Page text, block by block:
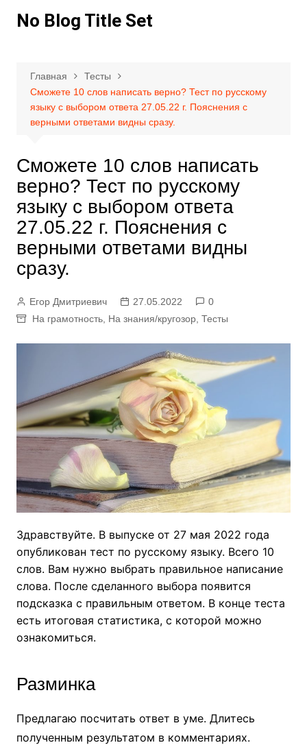
No Blog Title Set
Главная
Тесты
Сможете 10 слов написать верно? Тест по русскому
языку с выбором ответа 27.05.22 г. Пояснения с
верными ответами видны сразу.
Сможете 10 слов написать
верно? Тест по русскому
языку с выбором ответа
27.05.22 г. Пояснения с
верными ответами видны
сразу.
Егор Дмитриевич 27.05.2022
0
На грамотность, На знания/кругозор, Тесты
Здравствуйте. В выпуске от 27 мая 2022 года
опубликован тест по русскому языку. Всего 10
слов. Вам нужно выбрать правильное написание
слова. После сделанного выбора появится
подсказка с правильным ответом. В конце теста
есть итоговая статистика, с которой можно
ознакомиться.
Разминка
Предлагаю посчитать ответ в уме. Длитесь
полученным результатом в комментариях.